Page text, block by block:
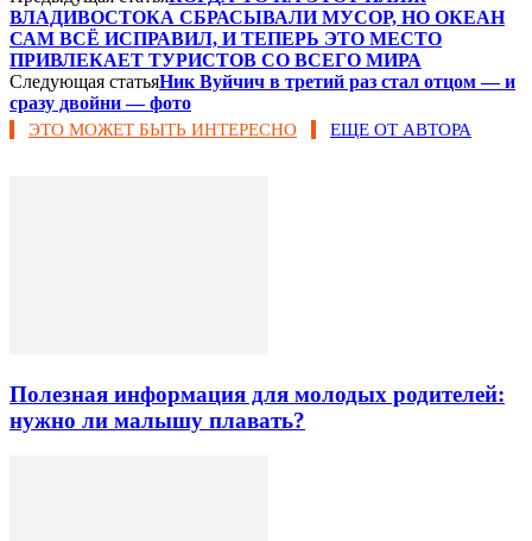
ВЛАДИВОСТОКА СБРАСЫВАЛИ МУСОР, НО ОКЕАН
САМ ВСЁ ИСПРАВИЛ, И ТЕПЕРЬ ЭТО МЕСТО
ПРИВЛЕКАЕТ ТУРИСТОВ СО ВСЕГО МИРА
Следующая статьяНик Вуйчич в третий раз стал отцом — и
сразу двойни — фото
ЭТО МОЖЕТ БЫТЬ ИНТЕРЕСНО ЕЩЕ ОТ АВТОРА
Полезная информация для молодых родителей:
нужно ли малышу плавать?